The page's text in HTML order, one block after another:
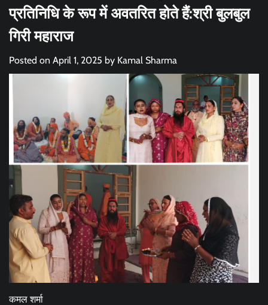
प्रतिनिधि के रूप में अवतरित होते हैं:श्री बुलबुल
गिरी महाराज
Posted on April 1, 2025 by Kamal Sharma
कमल शर्मा